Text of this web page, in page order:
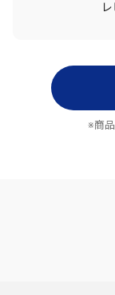
※商